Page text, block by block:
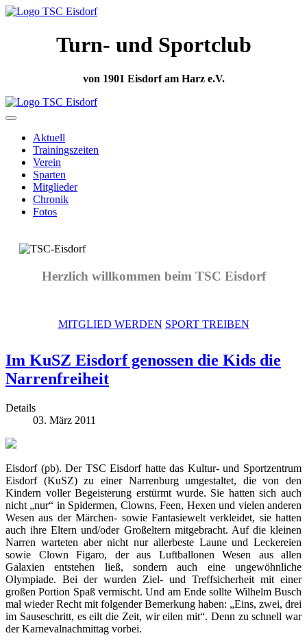
Turn- und Sportclub
von 1901 Eisdorf am Harz e.V.
Aktuell
Trainingszeiten
Verein
Sparten
Mitglieder
Chronik
Fotos
Herzlich willkommen beim TSC Eisdorf
MITGLIED WERDEN SPORT TREIBEN
Im KuSZ Eisdorf genossen die Kids die
Narrenfreiheit
Details
03. März 2011
Eisdorf (pb). Der TSC Eisdorf hatte das Kultur- und Sportzentrum
Eisdorf (KuSZ) zu einer Narrenburg umgestaltet, die von den
Kindern voller Begeisterung erstürmt wurde. Sie hatten sich auch
nicht „nur“ in Spidermen, Clowns, Feen, Hexen und vielen anderen
Wesen aus der Märchen- sowie Fantasiewelt verkleidet, sie hatten
auch ihre Eltern und/oder Großeltern mitgebracht. Auf die kleinen
Narren warteten aber nicht nur allerbeste Laune und Leckereien
sowie Clown Figaro, der aus Luftballonen Wesen aus allen
Galaxien entstehen ließ, sondern auch eine ungewöhnliche
Olympiade. Bei der wurden Ziel- und Treffsicherheit mit einer
großen Portion Spaß vermischt. Und am Ende sollte Wilhelm Busch
mal wieder Recht mit folgender Bemerkung haben: „Eins, zwei, drei
im Sauseschritt, es eilt die Zeit, wir eilen mit“. Denn zu schnell war
der Karnevalnachmittag vorbei.